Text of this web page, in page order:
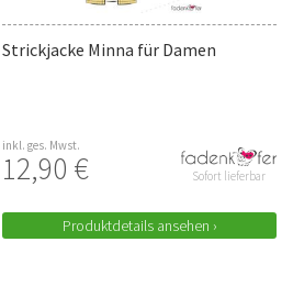
Strickjacke Minna für Damen
inkl. ges. Mwst.
12,90 € Sofort lieferbar
Produktdetails ansehen ›